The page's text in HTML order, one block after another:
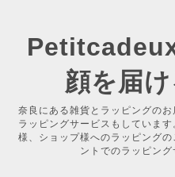
顔を届
奈良にある雑貨とラッピングの
ラッピングサービスもしていま
様、ショップ様へのラッピング
ントでのラッピング